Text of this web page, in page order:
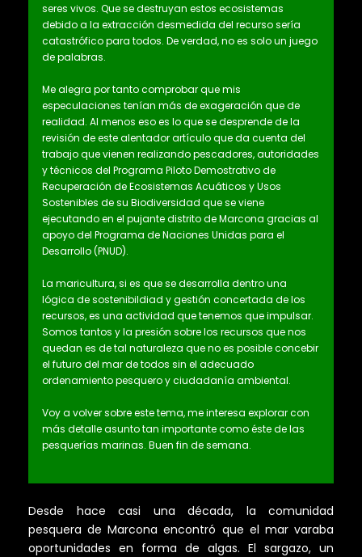
seres vivos. Que se destruyan estos ecosistemas
debido a la extracción desmedida del recurso sería
catastrófico para todos. De verdad, no es solo un juego
de palabras.
Me alegra por tanto comprobar que mis
especulaciones tenían más de exageración que de
realidad. Al menos eso es lo que se desprende de la
revisión de este alentador artículo que da cuenta del
trabajo que vienen realizando pescadores, autoridades
y técnicos del Programa Piloto Demostrativo de
Recuperación de Ecosistemas Acuáticos y Usos
Sostenibles de su Biodiversidad que se viene
ejecutando en el pujante distrito de Marcona gracias al
apoyo del Programa de Naciones Unidas para el
Desarrollo (PNUD).
La maricultura, si es que se desarrolla dentro una
lógica de sostenibildiad y gestión concertada de los
recursos, es una actividad que tenemos que impulsar.
Somos tantos y la presión sobre los recursos que nos
quedan es de tal naturaleza que no es posible concebir
el futuro del mar de todos sin el adecuado
ordenamiento pesquero y ciudadanía ambiental.
Voy a volver sobre este tema, me interesa explorar con
más detalle asunto tan importante como éste de las
pesquerías marinas. Buen fin de semana.
Desde hace casi una década, la comunidad
pesquera de Marcona encontró que el mar varaba
oportunidades en forma de algas. El sargazo, un